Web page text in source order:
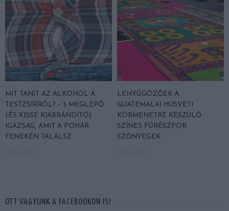
MIT TANÍT AZ ALKOHOL A
TESTZSÍRRÓL? – 5 MEGLEPŐ
(ÉS KISSÉ KIÁBRÁNDÍTÓ)
IGAZSÁG, AMIT A POHÁR
FENEKÉN TALÁLSZ
LENYŰGÖZŐEK A
GUATEMALAI HÚSVÉTI
KÖRMENETRE KÉSZÜLŐ
SZÍNES FŰRÉSZPOR
SZŐNYEGEK
OTT VAGYUNK A FACEBOOKON IS!